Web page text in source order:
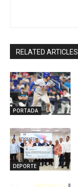
RELATED ARTICLES
PORTADA
DEPORTE